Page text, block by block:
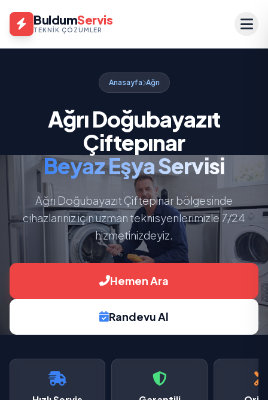
BuldumServis
TEKNIK ÇÖZÜMLER
Anasayfa Ağrı
Ağrı Doğubayazıt
Çiftepınar
Beyaz Eşya Servisi
Ağrı Doğubayazıt Çiftepınar bölgesinde
cihazlarınız için uzman teknisyenlerimizle 7/24
hizmetinizdeyiz.
Hemen Ara
Randevu Al